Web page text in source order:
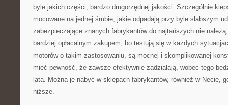
byle jakich części, bardzo drugorzędnej jakości. Szczególnie
mocowane na jednej śrubie, jakie odpadają przy byle słabszym
zabezpieczające znanych fabrykantów do najtańszych nie
bardziej opłacalnym zakupem, bo testują się w każdych
motorów o takim zastosowaniu, są mocnej i skomplikowanej
mieć pewność, że zawsze efektywnie zadziałają, wobec tego
lata. Można je nabyć w sklepach fabrykantów, również w Necie,
niższe.